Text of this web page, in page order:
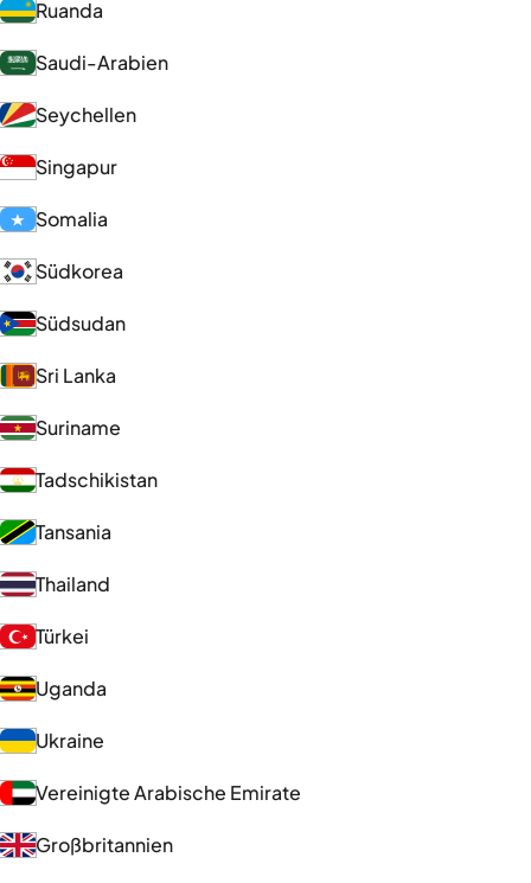
Ruanda
Saudi-Arabien
Seychellen
Singapur
Somalia
Südkorea
Südsudan
Sri Lanka
Suriname
Tadschikistan
Tansania
Thailand
Türkei
Uganda
Ukraine
Vereinigte Arabische Emirate
Großbritannien